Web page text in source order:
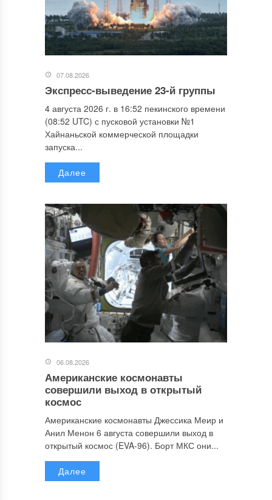
07.08.2026
Экспресс-выведение 23-й группы
4 августа 2026 г. в 16:52 пекинского времени
(08:52 UTC) с пусковой установки №1
Хайнаньской коммерческой площадки
запуска...
Далее
06.08.2026
Американские космонавты
совершили выход в открытый
космос
Американские космонавты Джессика Меир и
Анил Менон 6 августа совершили выход в
открытый космос (EVA-96). Борт МКС они...
Далее